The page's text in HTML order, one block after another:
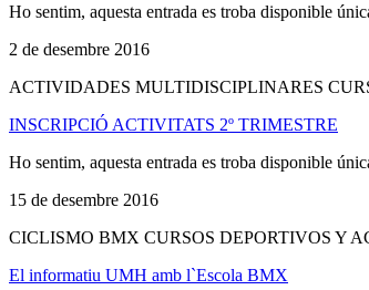
Ho sentim, aquesta entrada es troba disponible
2 de desembre 2016
ACTIVIDADES MULTIDISCIPLINARES
INSCRIPCIÓ ACTIVITATS 2º TRIMESTRE
Ho sentim, aquesta entrada es troba disponible
15 de desembre 2016
CICLISMO BMX CURSOS DEPORTIVOS Y
El informatiu UMH amb l`Escola BMX